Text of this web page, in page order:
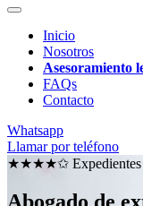
Inicio
Nosotros
Asesoramiento
FAQs
Contacto
Whatsapp
Llamar por teléfono
★★★★✩ Expedientes